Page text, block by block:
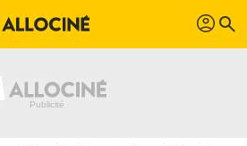
profil search